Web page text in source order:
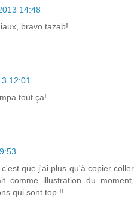
14:48
bravo tazab!
12:01
tout ça!
que j'ai plus qu'à copier coller
comme illustration du moment,
qui sont top !!